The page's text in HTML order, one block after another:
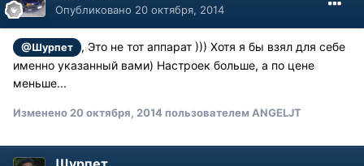
Опубликовано 20 октября, 2014
@Шурпет
, Это не тот аппарат ))) Хотя я бы взял для себе
именно указанный вами) Настроек больше, а по цене
меньше...
Изменено 20 октября, 2014пользователем ANGELJT